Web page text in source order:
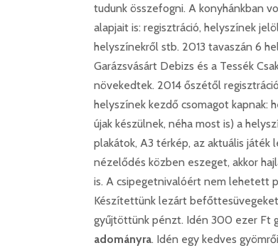
tudunk összefogni. A konyhánkban
alapjait is: regisztráció, helyszínek
helyszínekről stb. 2013 tavaszán 6
Garázsvásárt Debizs és a Tessék
növekedtek. 2014 őszétől
helyszínek kezdő csomagot kapnak:
újak készülnek, néha most is) a
plakátok, A3 térkép, az aktuális játék
nézelődés közben eszeget, akkor
is. A csipegetnivalóért nem lehetett
Készítettünk lezárt
gyűjtöttünk pénzt. Idén 300 ezer Ft
adományra. Idén egy kedves